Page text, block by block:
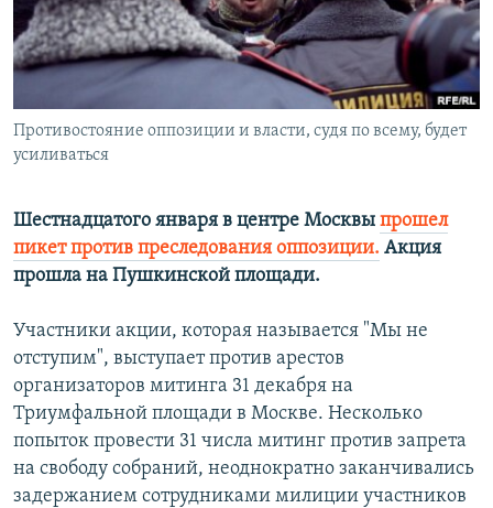
РАСПИСАНИЕ ВЕЩАНИЯ
ПОДПИШИТЕСЬ НА РАССЫЛКУ
Все сайты РСЕ/РС
Противостояние оппозиции и власти, судя по всему, будет
усиливаться
Шестнадцатого января в центре Москвы прошел
пикет против преследования оппозиции. Акция
прошла на Пушкинской площади.
Участники акции, которая называется "Мы не
отступим", выступает против арестов
организаторов митинга 31 декабря на
Триумфальной площади в Москве. Несколько
попыток провести 31 числа митинг против запрета
на свободу собраний, неоднократно заканчивались
задержанием сотрудниками милиции участников